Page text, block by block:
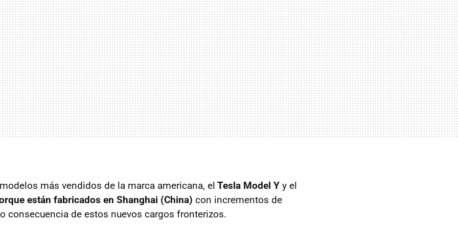
más vendidos de la marca americana, el Tesla Model Y y el
están fabricados en Shanghai (China) con incrementos de
consecuencia de estos nuevos cargos fronterizos.